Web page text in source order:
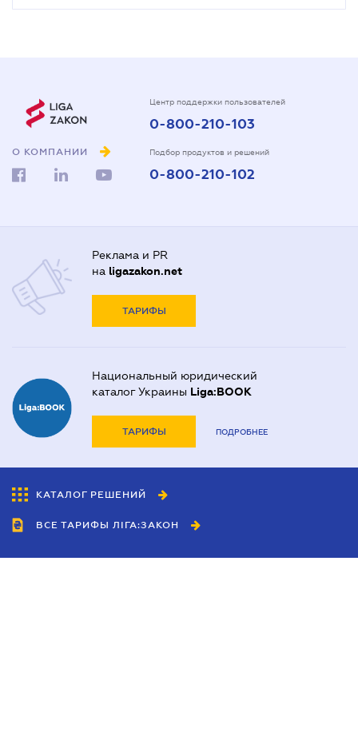
О КОМПАНИИ
Центр поддержки пользователей
0-800-210-103
Подбор продуктов и решений
0-800-210-102
Реклама и PR
на ligazakon.net
ТАРИФЫ
Национальный юридический
каталог Украины Liga:BOOK
ТАРИФЫ ПОДРОБНЕЕ
КАТАЛОГ РЕШЕНИЙ
ВСЕ ТАРИФЫ ЛІГА:ЗАКОН